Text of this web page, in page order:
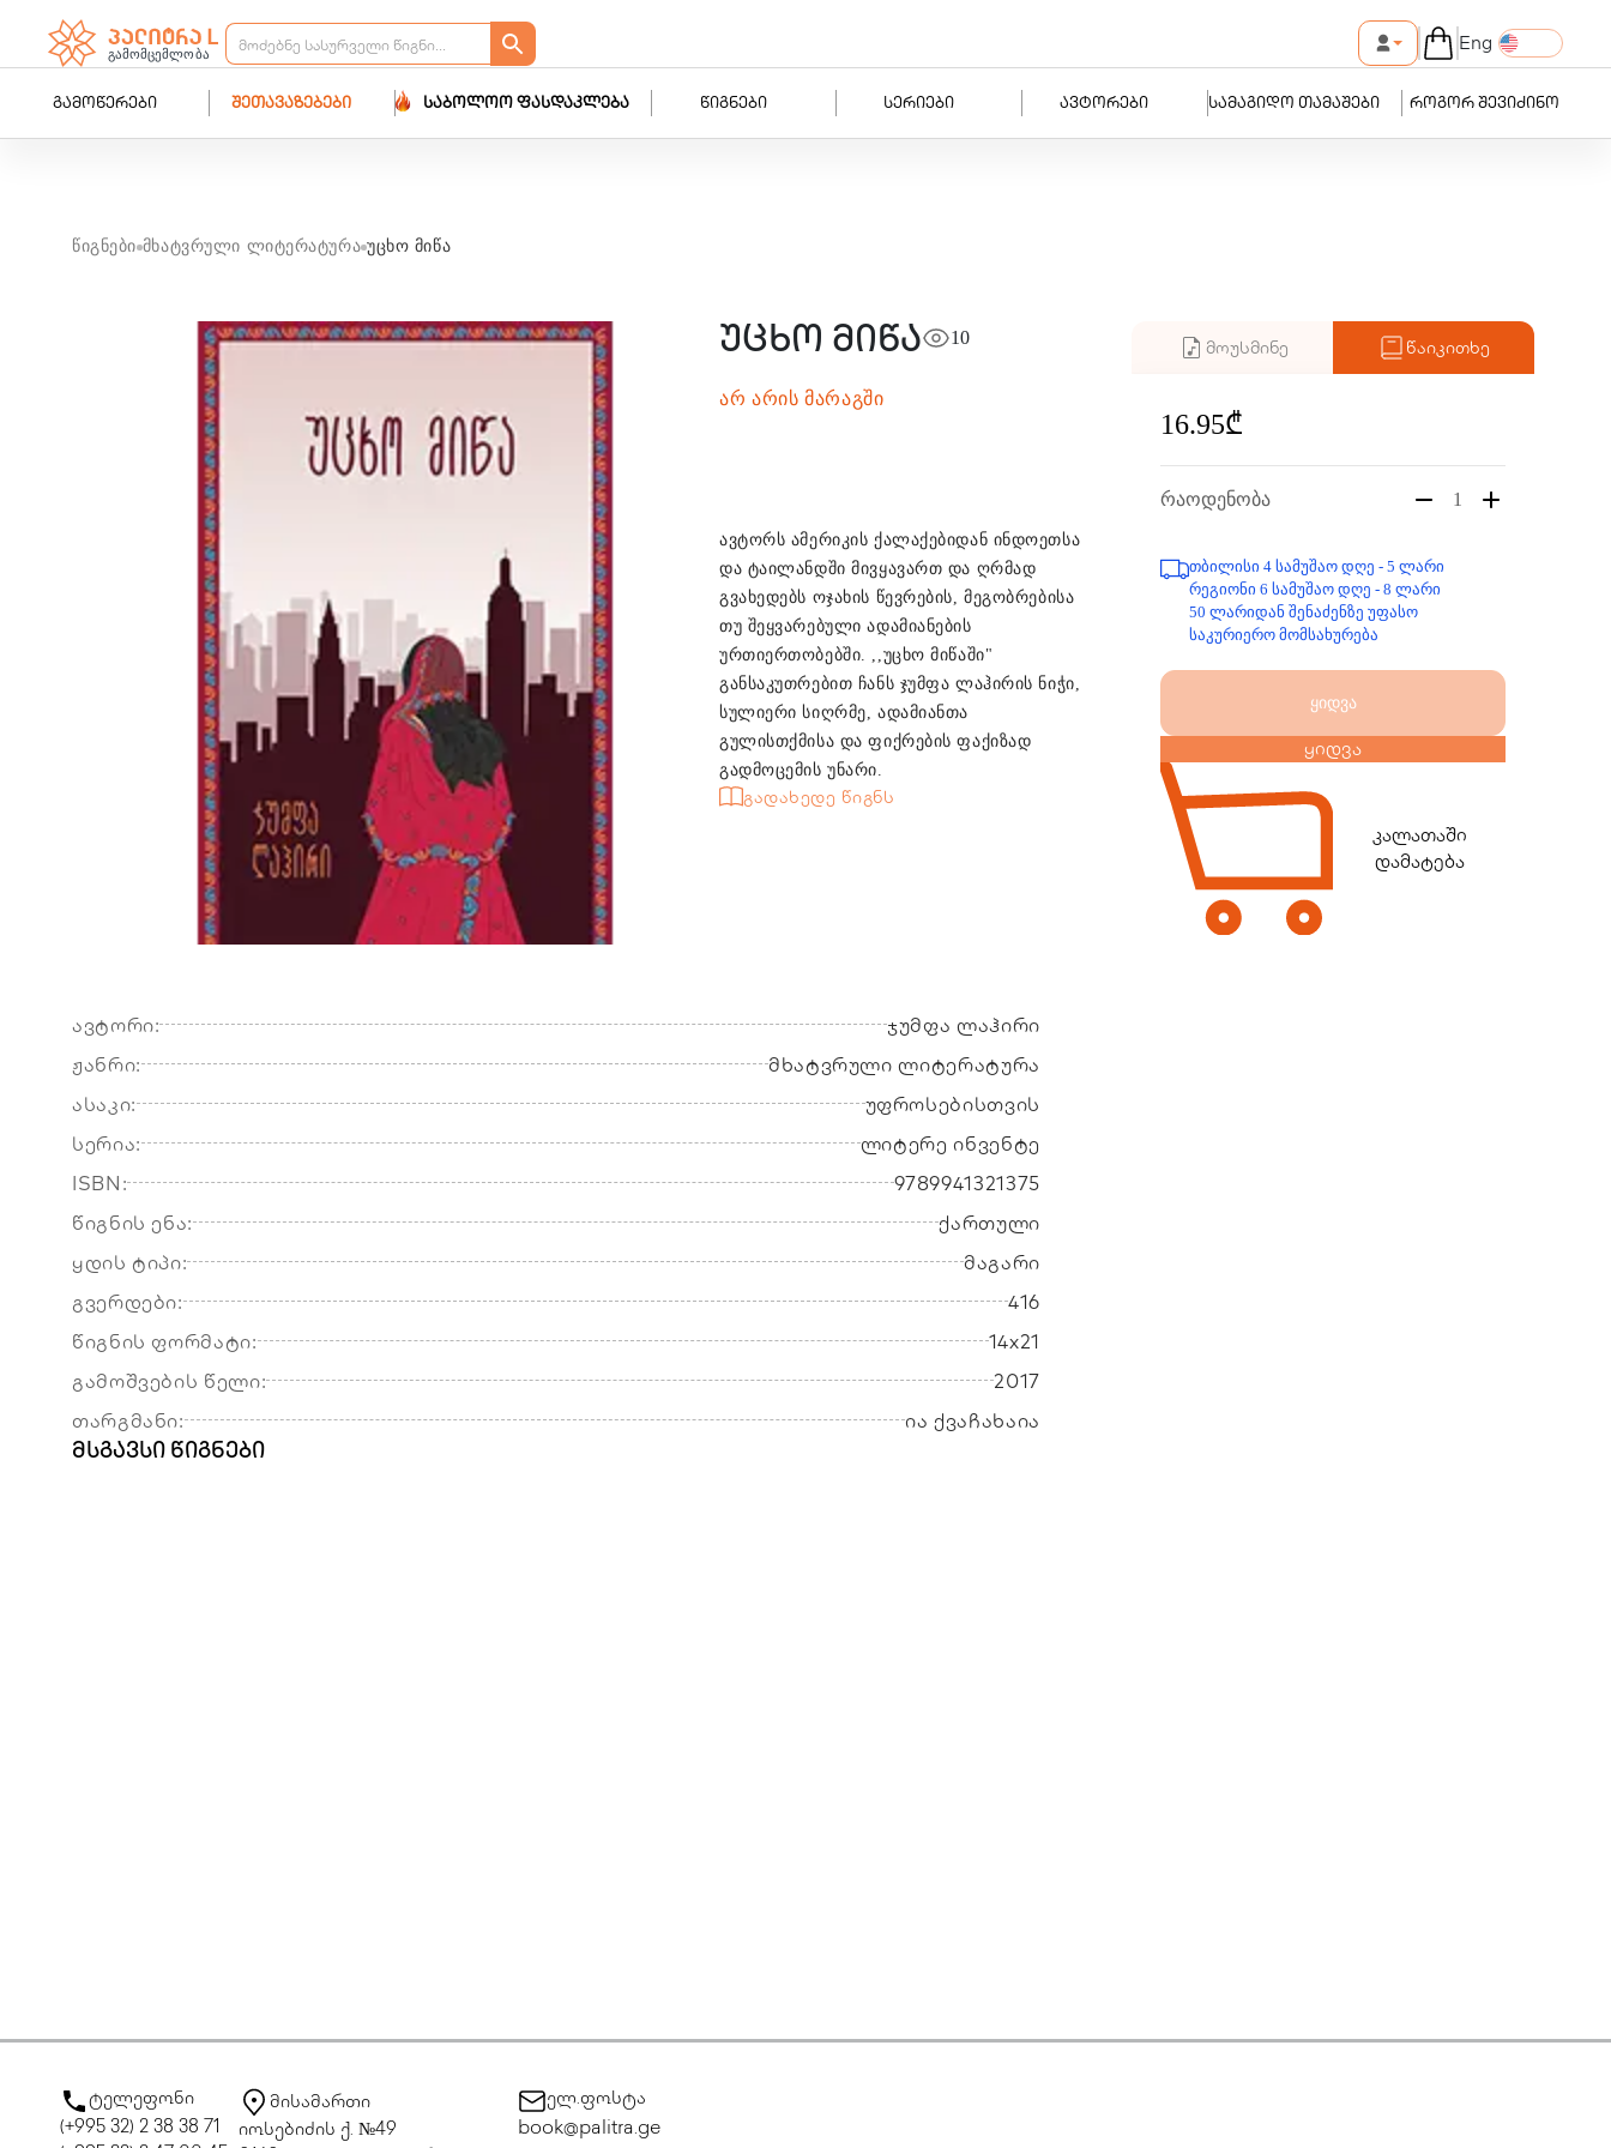
Eng
გამოწერები შეთავაზებები საბოლოო ფასდაკლება წიგნები სერიები ავტორები სამაგიდო თამაშები როგორ შევიძინო
წიგნები მხატვრული ლიტერატურა უცხო მიწა
უცხო მიწა 10
არ არის მარაგში
ავტორს ამერიკის ქალაქებიდან ინდოეთსა
და ტაილანდში მივყავართ და ღრმად
გვახედებს ოჯახის წევრების, მეგობრებისა
თუ შეყვარებული ადამიანების
ურთიერთობებში. ,,უცხო მიწაში"
განსაკუთრებით ჩანს ჯუმფა ლაჰირის ნიჭი,
სულიერი სიღრმე, ადამიანთა
გულისთქმისა და ფიქრების ფაქიზად
გადმოცემის უნარი.
გადახედე წიგნს
მოუსმინე წაიკითხე
16.95₾
რაოდენობა 1
თბილისი 4 სამუშაო დღე - 5 ლარი
რეგიონი 6 სამუშაო დღე - 8 ლარი
50 ლარიდან შენაძენზე უფასო
საკურიერო მომსახურება
ყიდვა
ყიდვა
კალათაში
დამატება
ავტორი:
ჯუმფა ლაჰირი
ჟანრი:
მხატვრული ლიტერატურა
ასაკი:
უფროსებისთვის
სერია:
ლიტერე ინვენტე
ISBN:
9789941321375
წიგნის ენა:
ქართული
ყდის ტიპი:
მაგარი
გვერდები:
416
წიგნის ფორმატი:
14x21
გამოშვების წელი:
2017
თარგმანი:
ია ქვაჩახაია
მსგავსი წიგნები
ტელეფონი
(+995 32) 2 38 38 71
მისამართი
იოსებიძის ქ. №49
ელ.ფოსტა
book@palitra.ge